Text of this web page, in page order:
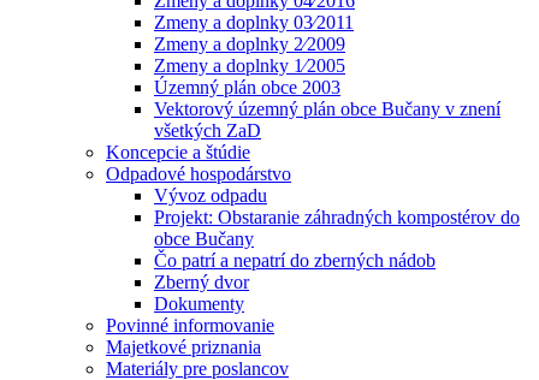
Zmeny a doplnky 03⁄2011
Zmeny a doplnky 2⁄2009
Zmeny a doplnky 1⁄2005
Územný plán obce 2003
Vektorový územný plán obce Bučany v znení
všetkých ZaD
Koncepcie a štúdie
Odpadové hospodárstvo
Vývoz odpadu
Projekt: Obstaranie záhradných kompostérov do
obce Bučany
Čo patrí a nepatrí do zberných nádob
Zberný dvor
Dokumenty
Povinné informovanie
Majetkové priznania
Materiály pre poslancov